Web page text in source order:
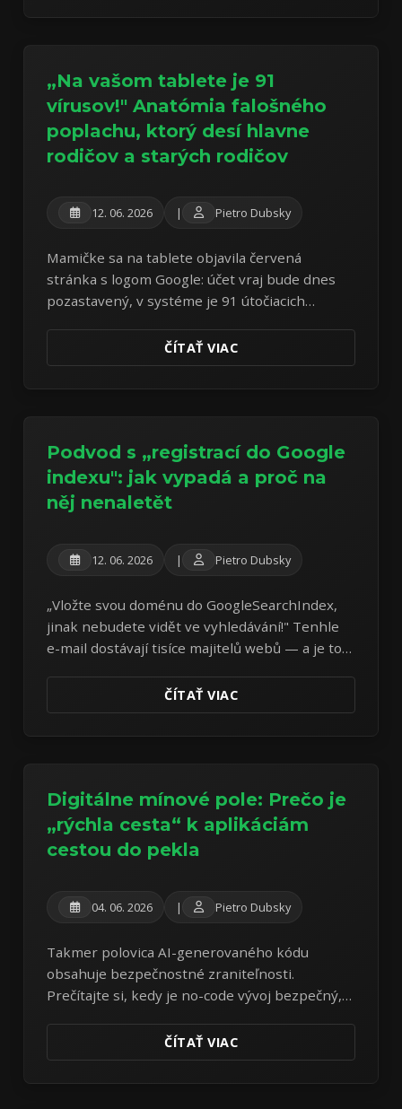
„Na vašom tablete je 91
vírusov!" Anatómia falošného
poplachu, ktorý desí hlavne
rodičov a starých rodičov
12. 06. 2026 | Pietro Dubsky
Mamičke sa na tablete objavila červená
stránka s logom Google: účet vraj bude dnes
pozastavený, v systéme je 91 útočiacich
Tablet je pritom úplne v poriadku — celý útok
je tá stránka samotná. Rozoberám učebnicový
vzorek scarewaru.
ČÍTAŤ VIAC
Podvod s „registrací do Google
indexu": jak vypadá a proč na
něj nenaletět
12. 06. 2026 | Pietro Dubsky
„Vložte svou doménu do GoogleSearchIndex,
jinak nebudete vidět ve vyhledávání!" Tenhle
e-mail dostávají tisíce majitelů webů — a je to
vzorek z vlastní schránky.
ČÍTAŤ VIAC
Digitálne mínové pole: Prečo je
„rýchla cesta“ k aplikáciám
cestou do pekla
04. 06. 2026 | Pietro Dubsky
Takmer polovica AI-generovaného kódu
obsahuje bezpečnostné zraniteľnosti.
Prečítajte si, kedy je no-code vývoj bezpečný,
ČÍTAŤ VIAC